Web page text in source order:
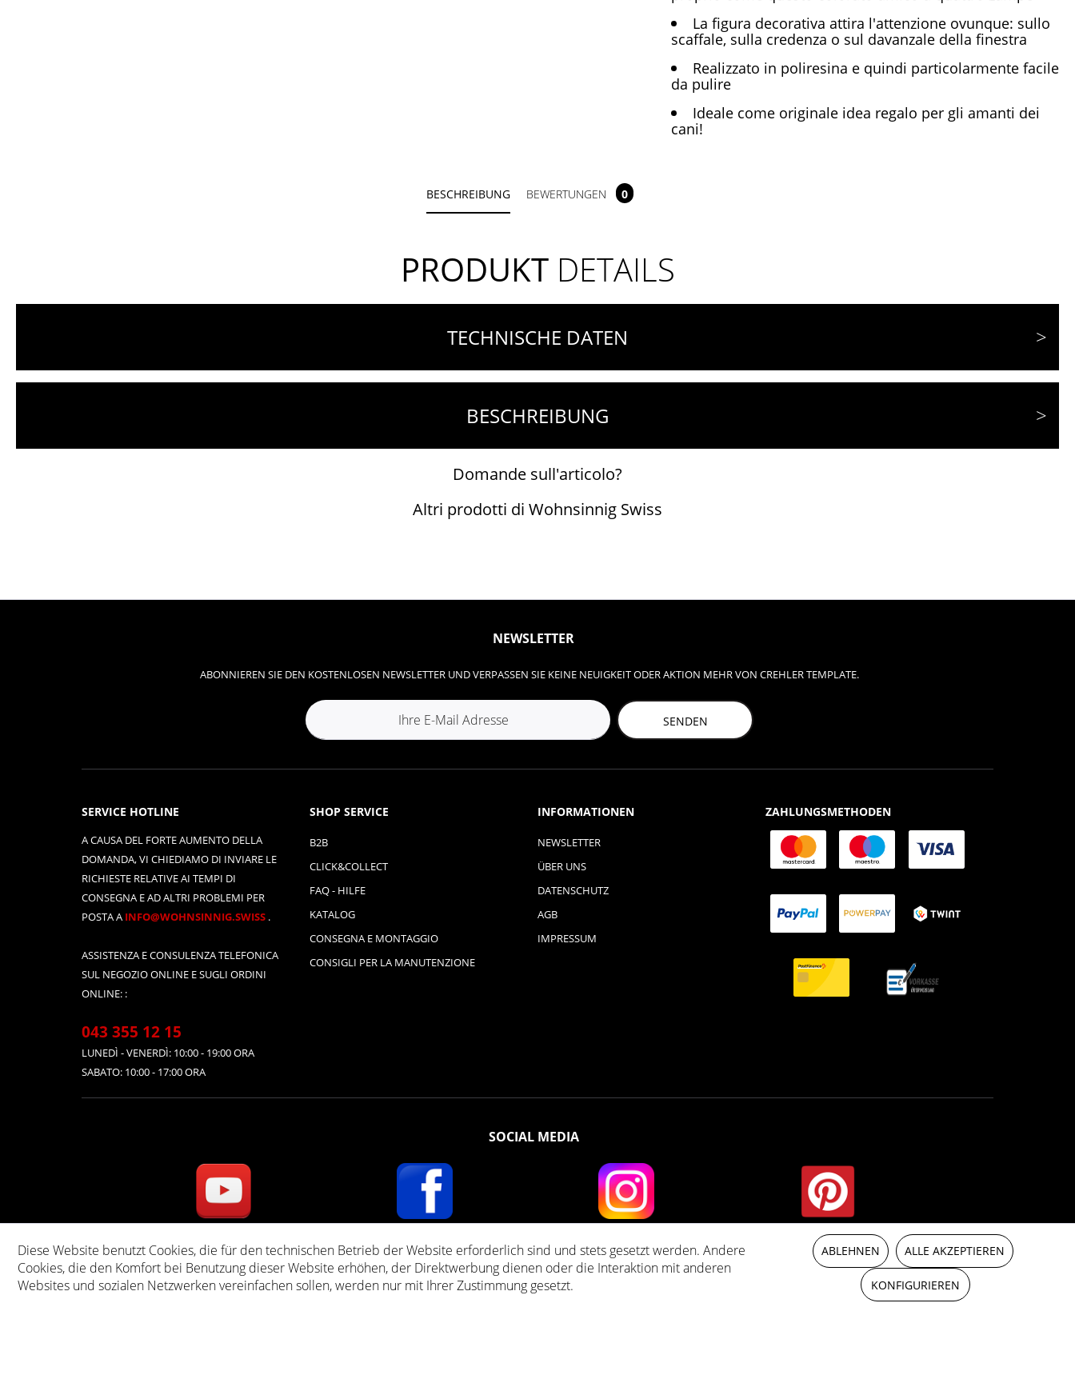
La figura decorativa attira l'attenzione ovunque: sullo
scaffale, sulla credenza o sul davanzale della finestra
Realizzato in poliresina e quindi particolarmente facile
da pulire
Ideale come originale idea regalo per gli amanti dei
cani!
BESCHREIBUNG BEWERTUNGEN 0
PRODUKTDETAILS
TECHNISCHE DATEN
BESCHREIBUNG
Domande sull'articolo?
Altri prodotti di Wohnsinnig Swiss
NEWSLETTER
ABONNIEREN SIE DEN KOSTENLOSEN NEWSLETTER UND VERPASSEN SIE KEINE NEUIGKEIT ODER AKTION MEHR VON CREHLER TEMPLATE.
SENDEN
SERVICE HOTLINE
A CAUSA DEL FORTE AUMENTO DELLA
DOMANDA, VI CHIEDIAMO DI INVIARE LE
RICHIESTE RELATIVE AI TEMPI DI
CONSEGNA E AD ALTRI PROBLEMI PER
POSTA A INFO@WOHNSINNIG.SWISS .
ASSISTENZA E CONSULENZA TELEFONICA
SUL NEGOZIO ONLINE E SUGLI ORDINI
ONLINE: :
043 355 12 15
LUNEDÌ - VENERDÌ: 10:00 - 19:00 ORA
SABATO: 10:00 - 17:00 ORA
SHOP SERVICE
B2B
CLICK&COLLECT
FAQ - HILFE
KATALOG
CONSEGNA E MONTAGGIO
CONSIGLI PER LA MANUTENZIONE
INFORMATIONEN
NEWSLETTER
ÜBER UNS
DATENSCHUTZ
AGB
IMPRESSUM
ZAHLUNGSMETHODEN
SOCIAL MEDIA
* Tutti i prezzi sono comprensivi di IVA e di speseDi Spedizionedi contrassegno, se non diversamente indicato.
Diese Website benutzt Cookies, die für den technischen Betrieb der Website erforderlich sind und stets gesetzt werden. Andere
Cookies, die den Komfort bei Benutzung dieser Website erhöhen, der Direktwerbung dienen oder die Interaktion mit anderen
Websites und sozialen Netzwerken vereinfachen sollen, werden nur mit Ihrer Zustimmung gesetzt.
ABLEHNEN ALLE AKZEPTIEREN
KONFIGURIEREN